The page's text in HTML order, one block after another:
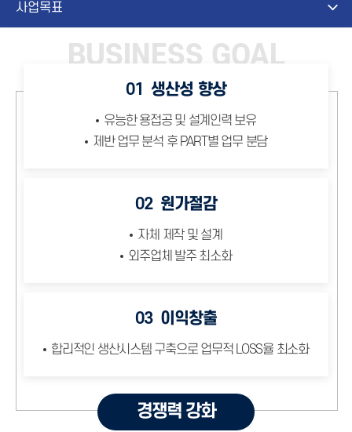
사업목표
BUSINESS GOAL
01 생산성 향상
유능한 용접공 및 설계인력 보유
제반 업무 분석 후 PART별 업무 분담
02 원가절감
자체 제작 및 설계
외주업체 발주 최소화
03 이익창출
합리적인 생산시스템 구축으로 업무적 LOSS율 최소화
경쟁력 강화